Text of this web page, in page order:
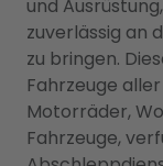
und
zuverlässig an
zu bringen.
Fahrzeuge
Motorräder,
Fahrzeuge,